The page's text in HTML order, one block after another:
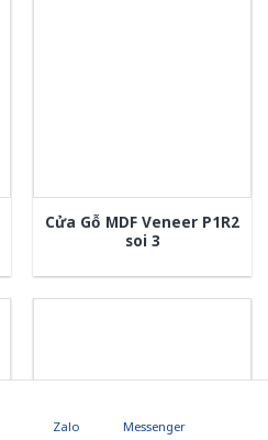
Cửa Gỗ MDF Veneer P1R2
soi 3
Zalo Messenger